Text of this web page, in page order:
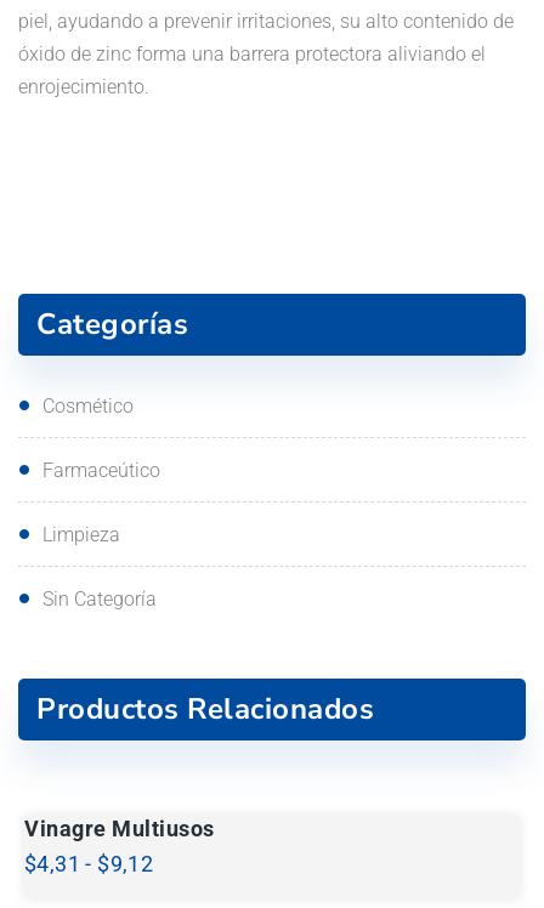
piel, ayudando a prevenir irritaciones, su alto contenido de
óxido de zinc forma una barrera protectora aliviando el
enrojecimiento.
Categorías
Cosmético
Farmaceútico
Limpieza
Sin Categoría
Productos Relacionados
Vinagre Multiusos
$4,31 - $9,12